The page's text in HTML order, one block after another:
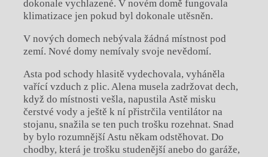
dokonale vychlazené. V novém domě fungovala
klimatizace jen pokud byl dokonale utěsněn.
V nových domech nebývala žádná místnost pod
zemí. Nové domy nemívaly svoje nevědomí.
Asta pod schody hlasitě vydechovala, vyháněla
vařící vzduch z plic. Alena musela zadržovat dech,
když do místnosti vešla, napustila Astě misku
čerstvé vody a ještě k ní přistrčila ventilátor na
stojanu, snažila se ten puch trošku rozehnat. Snad
by bylo rozumnější Astu někam odstěhovat. Do
chodby, která je trošku studenější anebo do garáže,